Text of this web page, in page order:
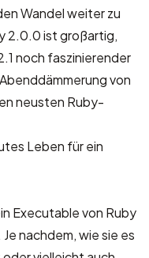
Wandel weiter zu
2.0.0 ist großartig,
noch faszinierender
von
neusten Ruby-
Leben für ein
Executable von Ruby
nachdem, wie sie es